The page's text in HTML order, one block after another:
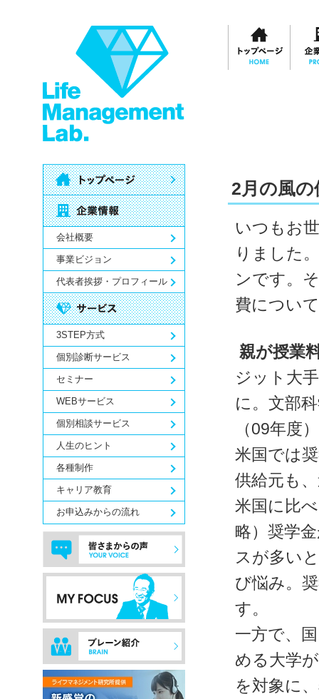
会社概要
事業ビジョン
代表者挨拶・プロフィール
3STEP方式
個別診断サービス
セミナー
WEBサービス
個別相談サービス
人生のヒント
各種制作
キャリア教育
お申込みからの流れ
2月の風
いつもお
りました
ンです。
費につい
親が授業
ジット大
に。文部
（09年度
米国では
供給元も
米国に比
略）奨学
スが多い
び悩み。
一方で、
める大学
を対象に